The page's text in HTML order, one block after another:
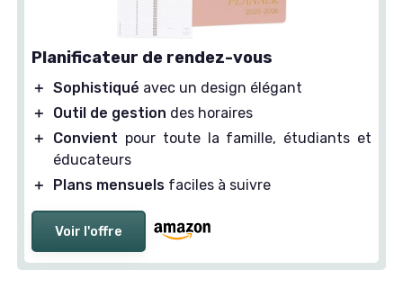
Planificateur de rendez-vous
＋ Sophistiqué avec un design élégant
＋
Outil de gestion des horaires
＋
Convient pour toute la famille, étudiants et
éducateurs
＋
Plans mensuels faciles à suivre
Voir l'offre